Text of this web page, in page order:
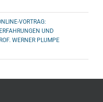
VORTRAG:
UND
WERNER PLUMPE